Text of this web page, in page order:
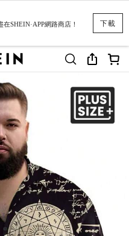
下載
SHEIN·APP網路商店！